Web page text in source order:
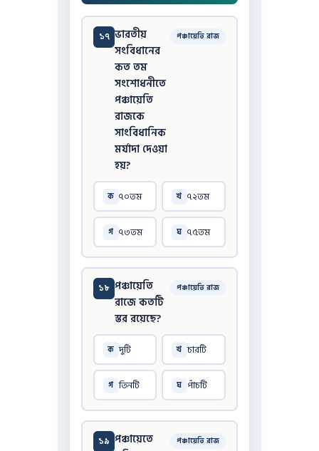
১৭ ভারতীয়
সংবিধানের
কত তম
সংশোধনীতে
পঞ্চায়েতি
রাজকে
সাংবিধানিক
মর্যাদা দেওয়া
হয়?
পঞ্চায়েতি রাজ
ক ৭০তম খ ৭২তম
গ ৭৩তম ঘ ৭৫তম
১৮ পঞ্চায়েতি
রাজে কতটি
স্তর রয়েছে?
পঞ্চায়েতি রাজ
ক দুটি খ চারটি
গ তিনটি ঘ পাঁচটি
১৯ পঞ্চায়েতে
পঞ্চায়েতি রাজ